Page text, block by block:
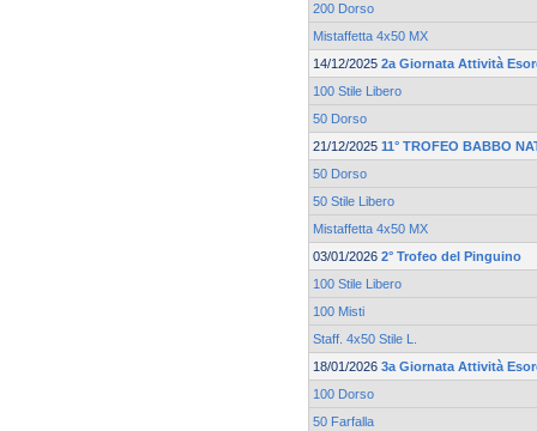
200 Dorso
Mistaffetta 4x50 MX
14/12/2025 2a Giornata Attività
100 Stile Libero
50 Dorso
21/12/2025 11° TROFEO BABBO
50 Dorso
50 Stile Libero
Mistaffetta 4x50 MX
03/01/2026 2° Trofeo del Pinguino
100 Stile Libero
100 Misti
Staff. 4x50 Stile L.
18/01/2026 3a Giornata Attività
100 Dorso
50 Farfalla